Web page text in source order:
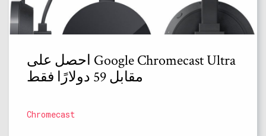
احصل على Google Chromecast Ultra
مقابل 59 دولارًا فقط
Chromecast